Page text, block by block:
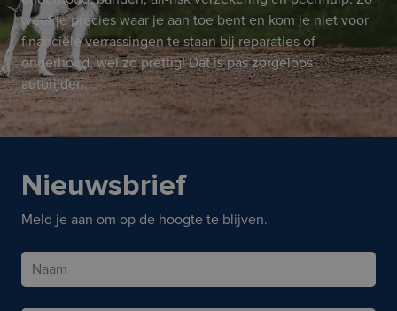
weet je precies waar je aan toe bent en kom je niet voor
financiële verrassingen te staan bij reparaties of
onderhoud, wel zo prettig! Dat is pas zorgeloos
autorijden.
Nieuwsbrief
Meld je aan om op de hoogte te blijven.